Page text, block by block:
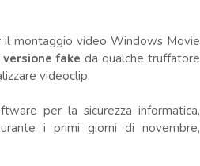
il montaggio video Windows Movie
fake da qualche truffatore
videoclip.
per la sicurezza informatica,
i primi giorni di novembre,